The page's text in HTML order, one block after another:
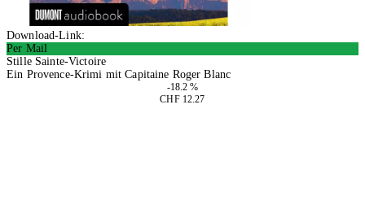
Download-Link:
Per Mail
Stille Sainte-Victoire
Ein Provence-Krimi mit Capitaine Roger Blanc
-18.2 %
CHF 12.27